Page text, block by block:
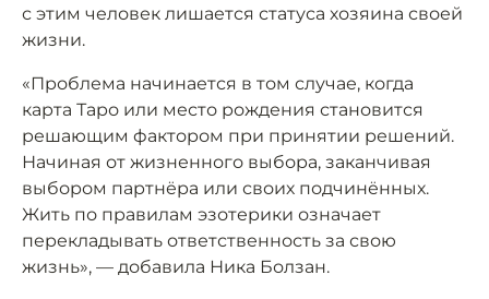
с этим человек лишается статуса хозяина своей
жизни.
«Проблема начинается в том случае, когда
карта Таро или место рождения становится
решающим фактором при принятии решений.
Начиная от жизненного выбора, заканчивая
выбором партнёра или своих подчинённых.
Жить по правилам эзотерики означает
перекладывать ответственность за свою
жизнь», — добавила Ника Болзан.